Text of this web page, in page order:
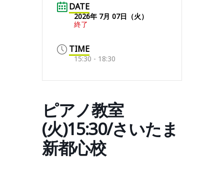
DATE
2026年 7月 07日（火）
終了
TIME
15:30 - 18:30
ピアノ教室
(火)15:30/さいたま
新都心校